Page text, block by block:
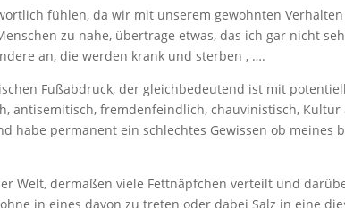
fühlen, da wir mit unserem gewohnten
zu nahe, übertrage etwas, das ich gar nicht
an, die werden krank und sterben , ….
Fußabdruck, der gleichbedeutend ist mit
antisemitisch, fremdenfeindlich, chauvinistisch, Kultur
permanent ein schlechtes Gewissen ob meines
Welt, dermaßen viele Fettnäpfchen verteilt und
in eines davon zu treten oder dabei Salz in eine